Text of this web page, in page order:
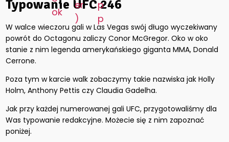
Typowanie UFC 246
W walce wieczoru gali w Las Vegas swój długo wyczekiwany
powrót do Octagonu zaliczy Conor McGregor. Oko w oko
stanie z nim legenda amerykańskiego giganta MMA, Donald
Cerrone.
Poza tym w karcie walk zobaczymy takie nazwiska jak Holly
Holm, Anthony Pettis czy Claudia Gadelha.
Jak przy każdej numerowanej gali UFC, przygotowaliśmy dla
Was typowanie redakcyjne. Możecie się z nim zapoznać
poniżej.